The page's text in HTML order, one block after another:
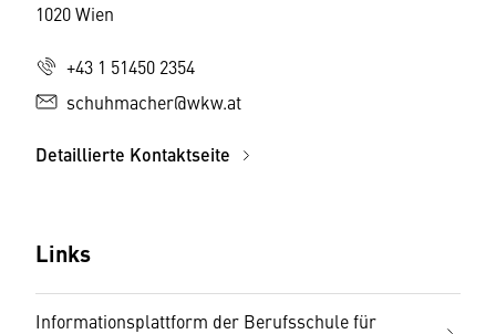
1020 Wien
+43 1 51450 2354
schuhmacher@wkw.at
Detaillierte Kontaktseite
Links
Informationsplattform der Berufsschule für